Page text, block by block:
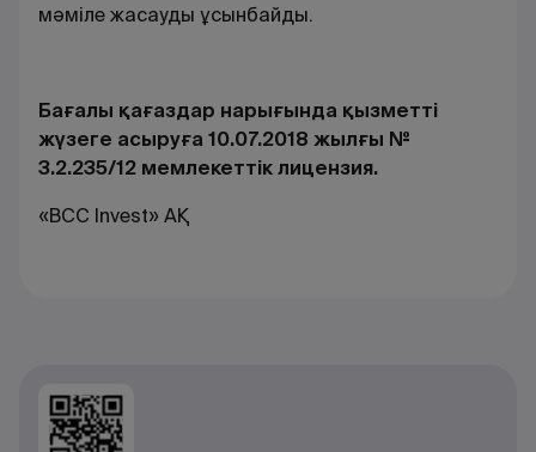
мәміле жасауды ұсынбайды.
Бағалы қағаздар нарығында қызметті
жүзеге асыруға 10.07.2018 жылғы №
3.2.235/12 мемлекеттік лицензия.
«BCC Invest» АҚ